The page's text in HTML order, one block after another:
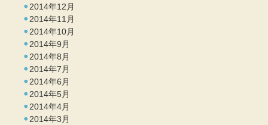
2014年12月
2014年11月
2014年10月
2014年9月
2014年8月
2014年7月
2014年6月
2014年5月
2014年4月
2014年3月